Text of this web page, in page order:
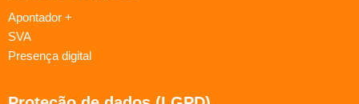
Apontador +
SVA
Presença digital